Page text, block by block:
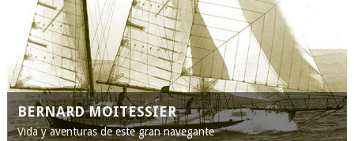
BERNARD MOITESSIER
Vida y aventuras de este gran navegante